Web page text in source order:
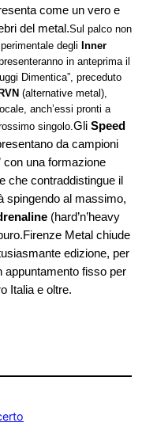
come un vero e
del metal.Sul palco non
degli Inner
in anteprima il
Dimentica”, preceduto
(alternative metal),
anch’essi pronti a
singolo.Gli Speed
da campioni
con una formazione
che contraddistingue il
spingendo al massimo,
(hard’n’heavy
Metal chiude
edizione, per
appuntamento fisso per
Italia e oltre.